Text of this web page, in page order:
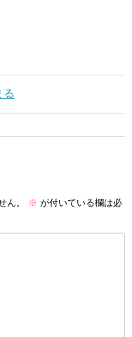
る
ん。 ※ が付いている欄は必